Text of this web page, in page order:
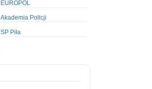
EUROPOL
Akademia Policji
SP Piła